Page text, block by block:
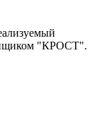
"КРОСТ".